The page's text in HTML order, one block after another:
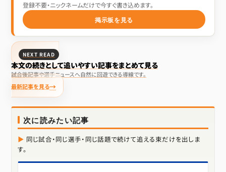
登録不要・ニックネームだけで今すぐ書き込めます。
掲示板を見る
NEXT READ
本文の続きとして追いやすい記事をまとめて見る
試合後記事や選手ニュースへ自然に回遊できる導線です。
最新記事を見る
次に読みたい記事
同じ試合・同じ選手・同じ話題で続けて追える束だけを出しま
す。